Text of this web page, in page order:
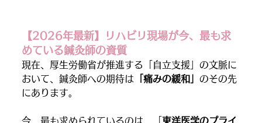
【2026年最新】リハビリ現場が今、最も求
めている鍼灸師の資質
現在、厚生労働省が推進する「自立支援」の文脈に
おいて、鍼灸師への期待は 「痛みの緩和」のその先
にあります。
今、最も求められているのは、「 東洋医学のプライ